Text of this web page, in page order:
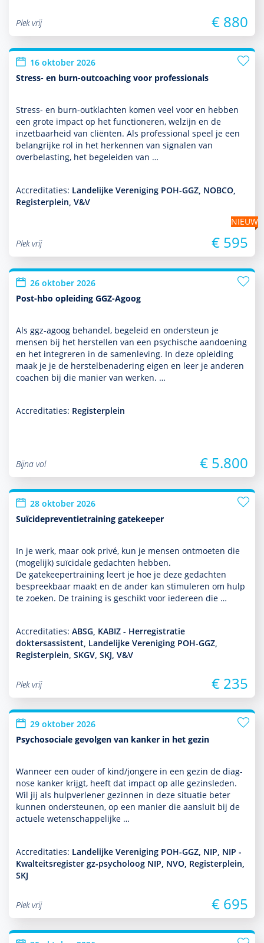
Plek vrij € 880
16 oktober 2026
Stress- en burn-outcoaching voor professionals
Stress- en burn-outklachten komen veel voor en hebben
een grote impact op het functio­neren, welzijn en de
inzetbaarheid van cliënten. Als professional speel je een
belang­rijke rol in het herkennen van signalen van
overbelasting, het bege­leiden van …
Accreditaties: Landelijke Vereniging POH-GGZ, NOBCO,
Registerplein, V&V
NIEUW
Plek vrij
€ 595
26 oktober 2026
Post-hbo opleiding GGZ-Agoog
Als ggz-agoog behan­del, bege­leid en onder­steun je
mensen bij het herstellen van een psychische aandoening
en het integreren in de samen­leving. In deze opleiding
maak je je de herstelbenade­ring eigen en leer je anderen
coachen bij die manier van werken. …
Accreditaties: Registerplein
Bijna vol € 5.800
28 oktober 2026
Suïcidepreventietraining gatekeeper
In je werk, maar ook privé, kun je mensen ontmoeten die
(moge­lijk) suïcidale gedachten hebben.
De gatekeepertraining leert je hoe je deze gedachten
bespreekbaar maakt en de ander kan stimuleren om hulp
te zoeken. De training is geschikt voor iedereen die …
Accreditaties: ABSG, KABIZ - Herregistratie
doktersassistent, Landelijke Vereniging POH-GGZ,
Registerplein, SKGV, SKJ, V&V
Plek vrij € 235
29 oktober 2026
Psychosociale gevolgen van kanker in het gezin
Wanneer een ouder of kind/jongere in een gezin de diag­
nose kanker krijgt, heeft dat impact op alle gezinsleden.
Wil jij als hulp­ver­le­ner gezin­nen in deze situatie beter
kunnen onder­steunen, op een manier die aansluit bij de
actuele weten­schappe­lijke …
Accreditaties: Landelijke Vereniging POH-GGZ, NIP, NIP -
Kwalteitsregister gz-psycholoog NIP, NVO, Registerplein,
SKJ
Plek vrij € 695